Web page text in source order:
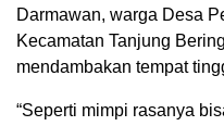
Darmawan, warga Desa
Kecamatan Tanjung
mendambakan tempat
“Seperti mimpi rasanya